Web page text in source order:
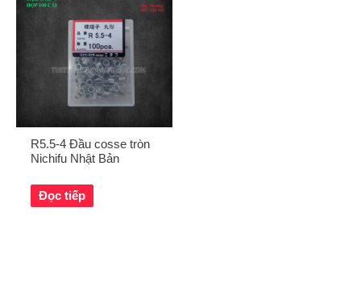
R5.5-4 Đầu cosse tròn
Nichifu Nhật Bản
Đọc tiếp